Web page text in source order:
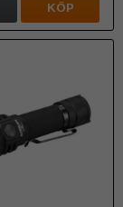
KÖP